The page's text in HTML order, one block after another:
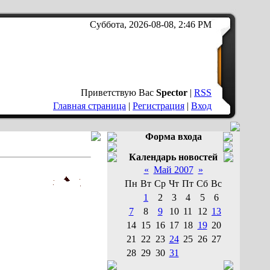
Суббота, 2026-08-08, 2:46 PM
Приветствую Вас Spector | RSS
Главная страница | Регистрация | Вход
Форма входа
Календарь новостей
« Май 2007 »
Пн Вт Ср Чт Пт Сб Вс
1
2 3 4 5
6
7
8 9 10 11 12 13
14 15 16 17 18 19 20
21
22 23 24 25 26 27
28 29 30 31